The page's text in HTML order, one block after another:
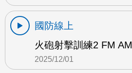
國防線上
火砲射擊訓練2 FM AM
2025/12/01